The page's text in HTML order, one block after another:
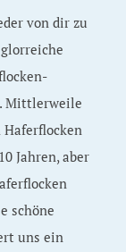
von dir zu
Mittlerweile
Haferflocken
Jahren, aber
schöne
uns ein